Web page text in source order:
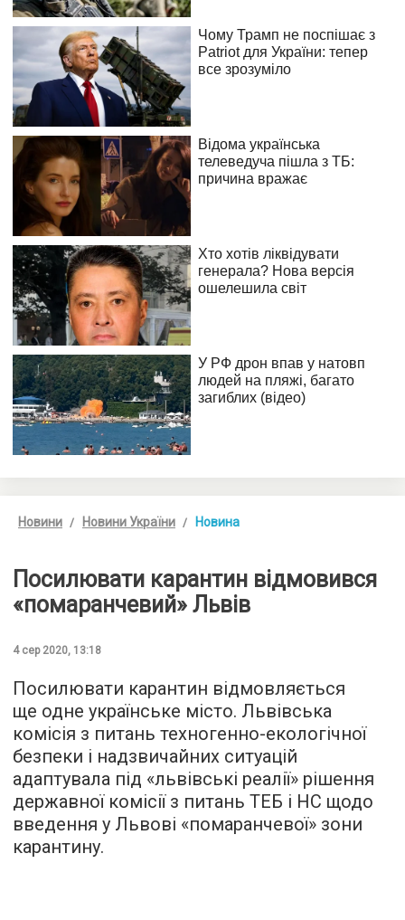
Новини Новини України Новина
Посилювати карантин відмовився
«помаранчевий» Львів
4 сер 2020, 13:18
Посилювати карантин відмовляється
ще одне українське місто. Львівська
комісія з питань техногенно-екологічної
безпеки і надзвичайних ситуацій
адаптувала під «львівські реалії» рішення
державної комісії з питань ТЕБ ​​і НС щодо
введення у Львові «помаранчевої» зони
карантину.